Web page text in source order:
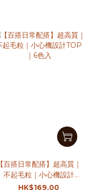
【百搭日常配搭】超高質｜
不起毛粒｜小心機設計
TOP｜6色入
HK$169.00